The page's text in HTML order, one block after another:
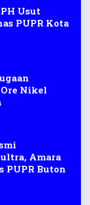
Usut
PUPR Kota
Nikel
Amara
PUPR Buton